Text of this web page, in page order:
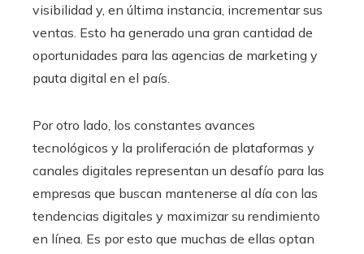
visibilidad y, en última instancia, incrementar sus
ventas. Esto ha generado una gran cantidad de
oportunidades para las agencias de marketing y
pauta digital en el país.
Por otro lado, los constantes avances
tecnológicos y la proliferación de plataformas y
canales digitales representan un desafío para las
empresas que buscan mantenerse al día con las
tendencias digitales y maximizar su rendimiento
en línea. Es por esto que muchas de ellas optan